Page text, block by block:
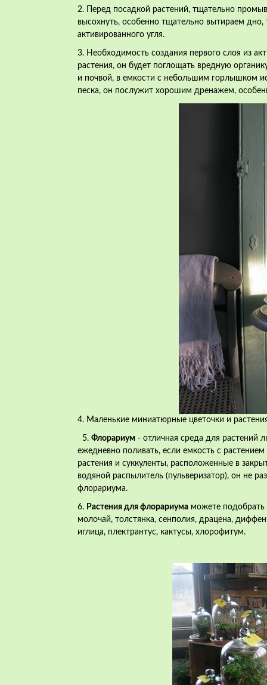
2. Перед посадкой растений, тщательно
высохнуть, особенно тщательно вытираем
активированного угля.
3. Необходимость создания первого слоя из
растения, он будет поглощать вредную
и почвой, в емкости с небольшим горлышком
песка, он послужит хорошим дренажем,
4. Маленькие миниатюрные цветочки и
5. Флорариум - отличная среда для растений
ежедневно поливать, если емкость с
растения и суккуленты, расположенные в
водяной распылитель (пульверизатор), он не
флорариума.
6. Растения для флорариума можете подобрать
молочай, толстянка, сенполия, драцена,
иглица, плектрантус, кактусы, хлорофитум.